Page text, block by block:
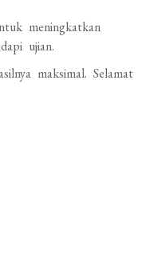
meningkatkan
ujian.
maksimal. Selamat